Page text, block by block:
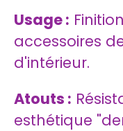
Usage :
accessoires
d'intérieur.
Atouts :
esthétique